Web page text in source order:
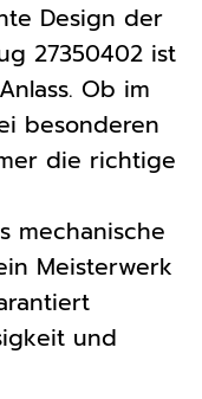
Design der
27350402 ist
Ob im
besonderen
die richtige
mechanische
Meisterwerk
und